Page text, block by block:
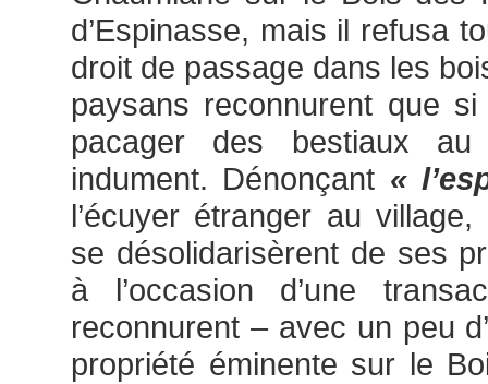
d’Espinasse, mais il refusa
droit de passage dans les
paysans reconnurent que
pacager des bestiaux au
indument. Dénonçant «
l’écuyer étranger au
se désolidarisèrent de ses
à l’occasion d’une
reconnurent – avec un peu
propriété éminente sur le